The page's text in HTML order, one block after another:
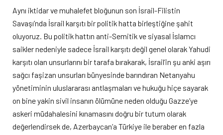
Aynı iktidar ve muhalefet bloğunun son İsrail-Filistin
Savaşı’nda İsrail karşıtı bir politik hatta birleştiğine şahit
oluyoruz. Bu politik hattın anti-Semitik ve siyasal İslamcı
saikler nedeniyle sadece İsrail karşıtı değil genel olarak Yahudi
karşıtı olan unsurlarını bir tarafa bırakarak, İsrail’in şu anki aşırı
sağcı faşizan unsurları bünyesinde barındıran Netanyahu
yönetiminin uluslararası antlaşmaları ve hukuğu hiçe sayarak
on bine yakin sivil insanın ölümüne neden olduğu Gazze’ye
askeri müdahalesini kınamasını doğru bir tutum olarak
değerlendirsek de, Azerbaycan’a Türkiye ile beraber en fazla